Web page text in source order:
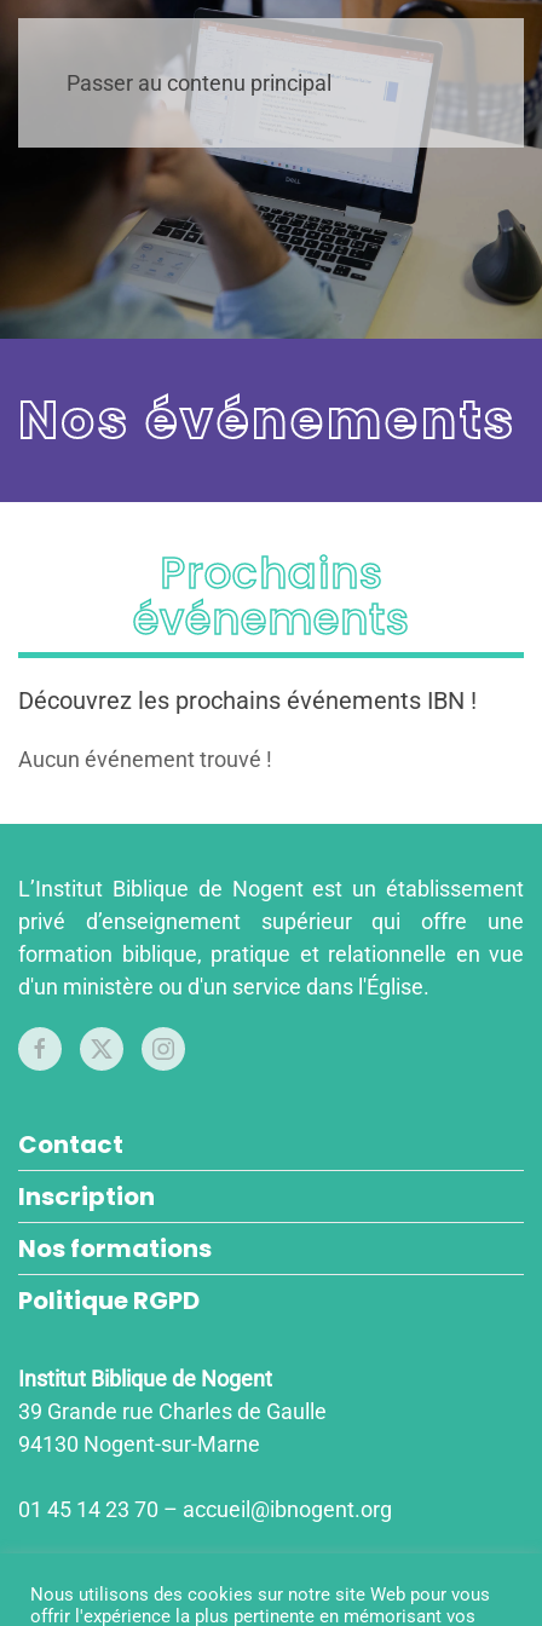
Passer au contenu principal
Nos événements
Prochains
événements
Découvrez les prochains événements IBN !
Aucun événement trouvé !
L’Institut Biblique de Nogent est un établissement
privé d’enseignement supérieur qui offre une
formation biblique, pratique et relationnelle en vue
d'un ministère ou d'un service dans l'Église.
Contact
Inscription
Nos formations
Politique RGPD
Institut Biblique de Nogent
39 Grande rue Charles de Gaulle
94130 Nogent-sur-Marne
01 45 14 23 70 – accueil@ibnogent.org
lun-jeu : 9h15-12h15/14h00-18h00
Nous utilisons des cookies sur notre site Web pour vous
offrir l'expérience la plus pertinente en mémorisant vos